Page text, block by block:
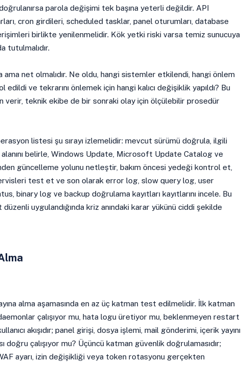
parola değişimi tek başına yeterli değildir. API
cron girdileri, scheduled tasklar, panel oturumları, database
erişimleri birlikte yenilenmelidir. Kök yetki riski varsa temiz sunucuya
tutulmalıdır.
ama net olmalıdır. Ne oldu, hangi sistemler etkilendi, hangi önlem
edildi ve tekrarını önlemek için hangi kalıcı değişiklik yapıldı? Bu
verir, teknik ekibe de bir sonraki olay için ölçülebilir prosedür
listesi şu sırayı izlemelidir: mevcut sürümü doğrula, ilgili
belirle, Windows Update, Microsoft Update Catalog ve
güncelleme yolunu netleştir, bakım öncesi yedeği kontrol et,
test et ve son olarak error log, slow query log, user
binary log ve backup doğrulama kayıtları kayıtlarını incele. Bu
düzenli uygulandığında kriz anındaki karar yükünü ciddi şekilde
alma aşamasında en az üç katman test edilmelidir. İlk katman
çalışıyor mu, hata logu üretiyor mu, beklenmeyen restart
akışıdır; panel girişi, dosya işlemi, mail gönderimi, içerik yayını
doğru çalışıyor mu? Üçüncü katman güvenlik doğrulamasıdır;
ayarı, izin değişikliği veya token rotasyonu gerçekten